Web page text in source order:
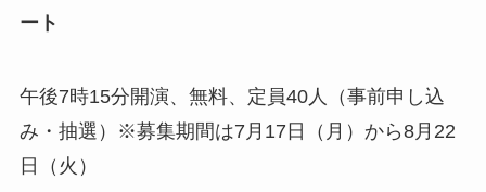
ート
午後7時15分開演、無料、定員40人（事前申し込
み・抽選）※募集期間は7月17日（月）から8月22
日（火）